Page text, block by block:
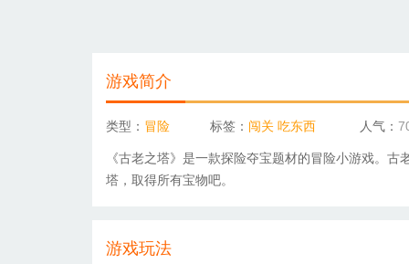
游戏简介
类型： 冒险 标签： 闯关 吃东西 人气：
《古老之塔》是一款探险夺宝题材的冒险小游戏。
塔，取得所有宝物吧。
游戏玩法